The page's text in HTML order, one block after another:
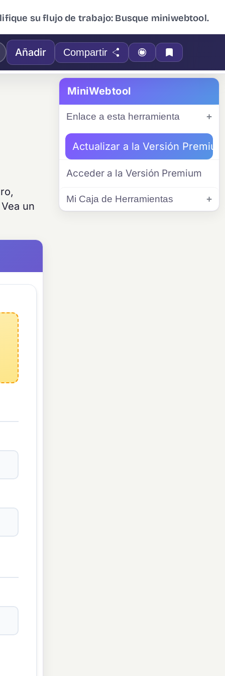
su flujo de trabajo: Busque miniwebtool.
Añadir Compartir
un
MiniWebtool
Enlace a esta herramienta
Actualizar a la Versión Premium
Acceder a la Versión Premium
Mi Caja de Herramientas